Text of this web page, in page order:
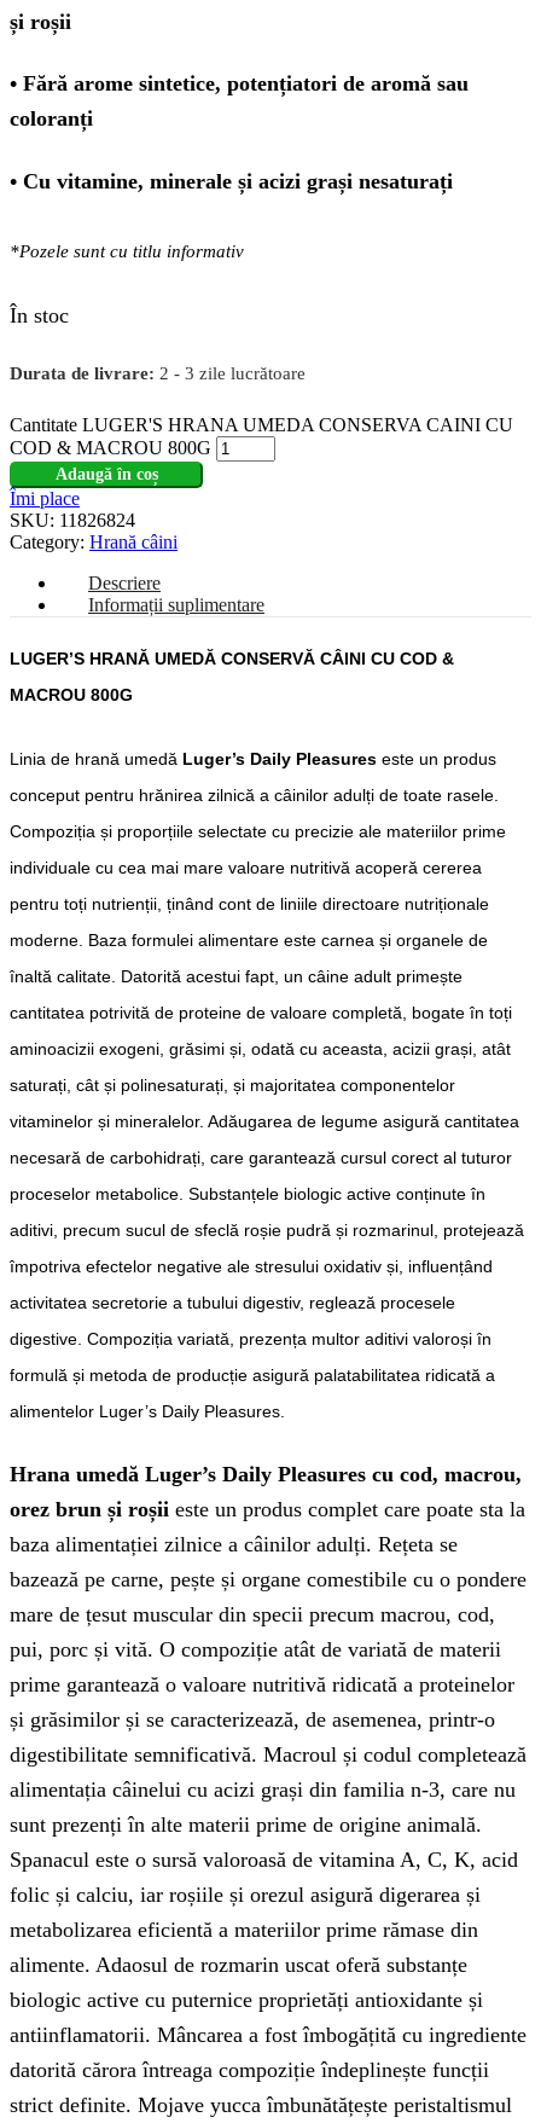
și roșii
• Fără arome sintetice, potențiatori de aromă sau
coloranți
• Cu vitamine, minerale și acizi grași nesaturați
*Pozele sunt cu titlu informativ
În stoc
Durata de livrare: 2 - 3 zile lucrătoare
Cantitate LUGER'S HRANA UMEDA CONSERVA CAINI CU
COD & MACROU 800G
Adaugă în coș
Îmi place
SKU: 11826824
Category: Hrană câini
Descriere
Informații suplimentare
LUGER’S HRANĂ UMEDĂ CONSERVĂ CÂINI CU COD &
MACROU 800G
Linia de hrană umedă Luger’s Daily Pleasures este un produs
conceput pentru hrănirea zilnică a câinilor adulți de toate rasele.
Compoziția și proporțiile selectate cu precizie ale materiilor prime
individuale cu cea mai mare valoare nutritivă acoperă cererea
pentru toți nutrienții, ținând cont de liniile directoare nutriționale
moderne. Baza formulei alimentare este carnea și organele de
înaltă calitate. Datorită acestui fapt, un câine adult primește
cantitatea potrivită de proteine ​​de valoare completă, bogate în toți
aminoacizii exogeni, grăsimi și, odată cu aceasta, acizii grași, atât
saturați, cât și polinesaturați, și majoritatea componentelor
vitaminelor și mineralelor. Adăugarea de legume asigură cantitatea
necesară de carbohidrați, care garantează cursul corect al tuturor
proceselor metabolice. Substanțele biologic active conținute în
aditivi, precum sucul de sfeclă roșie pudră și rozmarinul, protejează
împotriva efectelor negative ale stresului oxidativ și, influențând
activitatea secretorie a tubului digestiv, reglează procesele
digestive. Compoziția variată, prezența multor aditivi valoroși în
formulă și metoda de producție asigură palatabilitatea ridicată a
alimentelor Luger’s Daily Pleasures.
Hrana umedă Luger’s Daily Pleasures cu cod, macrou,
orez brun și roșii este un produs complet care poate sta la
baza alimentației zilnice a câinilor adulți. Rețeta se
bazează pe carne, pește și organe comestibile cu o pondere
mare de țesut muscular din specii precum macrou, cod,
pui, porc și vită. O compoziție atât de variată de materii
prime garantează o valoare nutritivă ridicată a proteinelor
și grăsimilor și se caracterizează, de asemenea, printr-o
digestibilitate semnificativă. Macroul și codul completează
alimentația câinelui cu acizi grași din familia n-3, care nu
sunt prezenți în alte materii prime de origine animală.
Spanacul este o sursă valoroasă de vitamina A, C, K, acid
folic și calciu, iar roșiile și orezul asigură digerarea și
metabolizarea eficientă a materiilor prime rămase din
alimente. Adaosul de rozmarin uscat oferă substanțe
biologic active cu puternice proprietăți antioxidante și
antiinflamatorii. Mâncarea a fost îmbogățită cu ingrediente
datorită cărora întreaga compoziție îndeplinește funcții
strict definite. Mojave yucca îmbunătățește peristaltismul